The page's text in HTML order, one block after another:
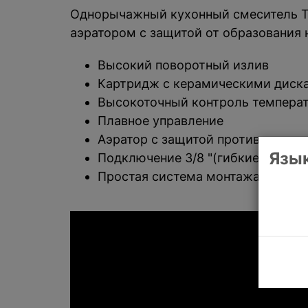
Однорычажный кухонный смеситель
аэратором с защитой от образования
Высокий поворотный излив
Картридж с керамическими
Высокоточный контроль
Плавное управление
Аэратор с защитой против накипи
Подключение 3/8 "(гибкие
Простая система монтажа (1